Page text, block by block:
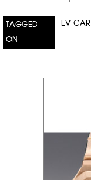
TAGGED
ON
EV CAR